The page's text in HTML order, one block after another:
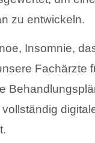
zu entwickeln.
Insomnie,
Fachärzte